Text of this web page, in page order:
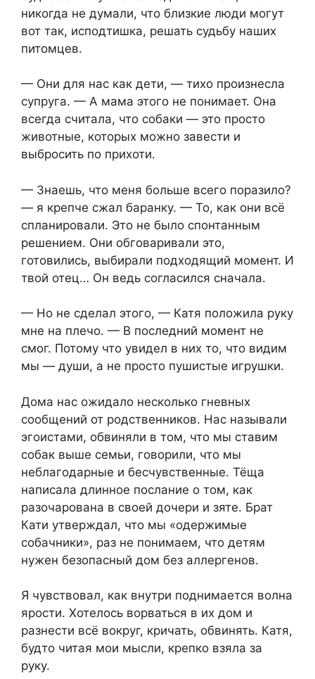
никогда не думали, что близкие люди могут
вот так, исподтишка, решать судьбу наших
питомцев.
— Они для нас как дети, — тихо произнесла
супруга. — А мама этого не понимает. Она
всегда считала, что собаки — это просто
животные, которых можно завести и
выбросить по прихоти.
— Знаешь, что меня больше всего поразило?
— я крепче сжал баранку. — То, как они всё
спланировали. Это не было спонтанным
решением. Они обговаривали это,
готовились, выбирали подходящий момент. И
твой отец… Он ведь согласился сначала.
— Но не сделал этого, — Катя положила руку
мне на плечо. — В последний момент не
смог. Потому что увидел в них то, что видим
мы — души, а не просто пушистые игрушки.
Дома нас ожидало несколько гневных
сообщений от родственников. Нас называли
эгоистами, обвиняли в том, что мы ставим
собак выше семьи, говорили, что мы
неблагодарные и бесчувственные. Тёща
написала длинное послание о том, как
разочарована в своей дочери и зяте. Брат
Кати утверждал, что мы «одержимые
собачники», раз не понимаем, что детям
нужен безопасный дом без аллергенов.
Я чувствовал, как внутри поднимается волна
ярости. Хотелось ворваться в их дом и
разнести всё вокруг, кричать, обвинять. Катя,
будто читая мои мысли, крепко взяла за
руку.